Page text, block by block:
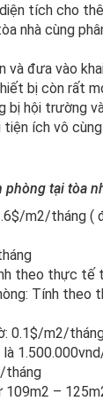
tích cho
nhà cùng
và đưa vào
bị còn rất
bị hội trường
tiện ích vô
phòng tại tòa
m2/tháng (
theo thực tế
Tính theo
0.1$/m2/
tháng
109m2 –